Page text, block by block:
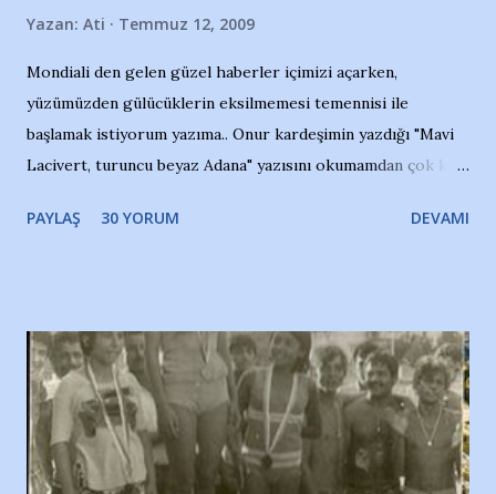
Yazan: Ati Temmuz 12, 2009
Mondiali den gelen güzel haberler içimizi açarken,
yüzümüzden gülücüklerin eksilmemesi temennisi ile
başlamak istiyorum yazıma.. Onur kardeşimin yazdığı "Mavi
Lacivert, turuncu beyaz Adana" yazısını okumamdan çok kısa
irkildim.. "Bursasporlu taraftarlar, İstanbul takımlarının
ve ürünlerini Bursa şehrinde görmek istemediklerini bir
protesto eylemiyle açıkladıklarını bildiriyordu.. Bu grup
adına açıklama yapan şahsı muhterem(!) ''Açık ve net olarak
söylüyoruz. Bu son uyarımızdır. Bunun yanısıra, bu takımlara
ait tanıtıcı ilanların asılmasına izin veren Bursa Büyükşehir
PAYLAŞ 30 YORUM DEVAMI